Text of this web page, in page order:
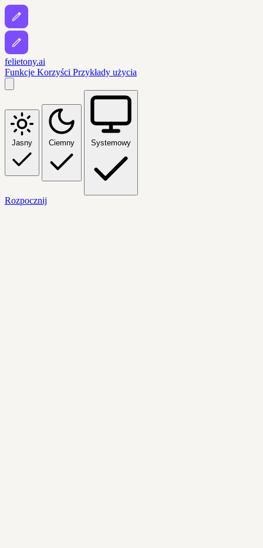
felietony.ai
Funkcje Korzyści Przykłady użycia
Jasny Ciemny Systemowy
Rozpocznij